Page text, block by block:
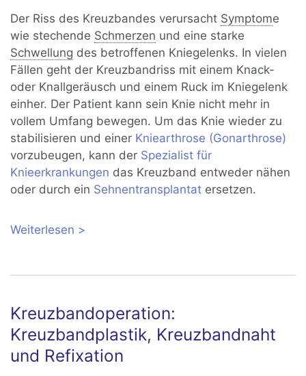
Der Riss des Kreuzbandes verursacht Symptome
wie stechende Schmerzen und eine starke
Schwellung des betroffenen Kniegelenks. In vielen
Fällen geht der Kreuzbandriss mit einem Knack-
oder Knallgeräusch und einem Ruck im Kniegelenk
einher. Der Patient kann sein Knie nicht mehr in
vollem Umfang bewegen. Um das Knie wieder zu
stabilisieren und einer Kniearthrose (Gonarthrose)
vorzubeugen, kann der Spezialist für
Knieerkrankungen das Kreuzband entweder nähen
oder durch ein Sehnentransplantat ersetzen.
Weiterlesen über Kreuzbandriss: Symptome,
Kreuzbandoperation:
Kreuzbandplastik, Kreuzbandnaht
und Refixation